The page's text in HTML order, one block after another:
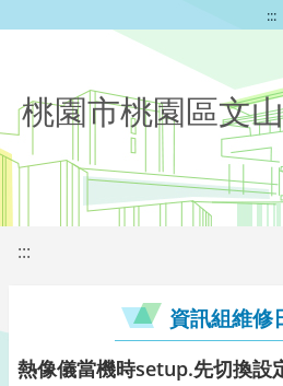
:::
桃園市桃園區文
:::
資訊組維修
熱像儀當機時setup.先切換設